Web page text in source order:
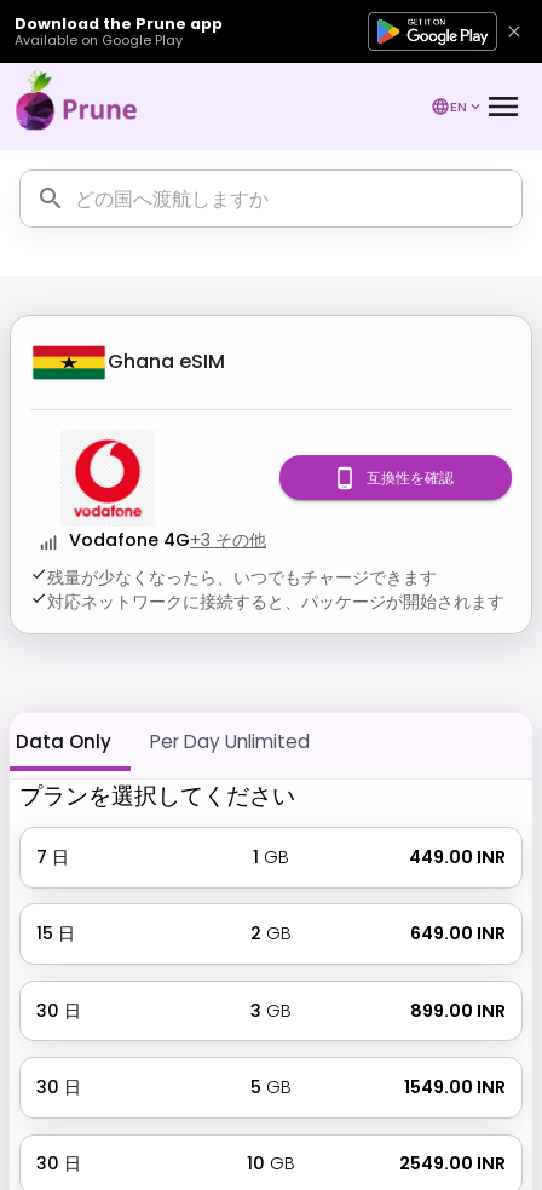
Download the Prune app
Available on Google Play
EN
Ghana eSIM
Vodafone 4G+3 その他
残量が少なくなったら、いつでもチャージできます
対応ネットワークに接続すると、パッケージが開始されます
互換性を確認
Data Only Per Day Unlimited
プランを選択してください
7 日 1 GB ₹ 449.00 INR
15 日 2 GB ₹ 649.00 INR
30 日 3 GB ₹ 899.00 INR
30 日 5 GB ₹ 1549.00 INR
30 日 10 GB ₹ 2549.00 INR